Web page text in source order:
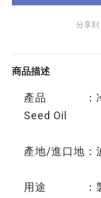
分享到
商品描述
產品 ：冷壓
Seed Oil
產地/進口地：
用途 ：製